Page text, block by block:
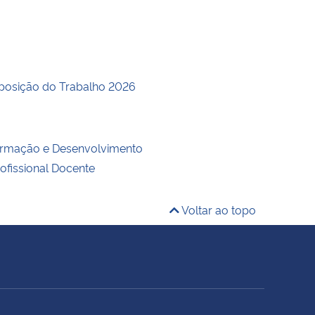
do Trabalho 2026
e Desenvolvimento
Docente
Voltar ao topo